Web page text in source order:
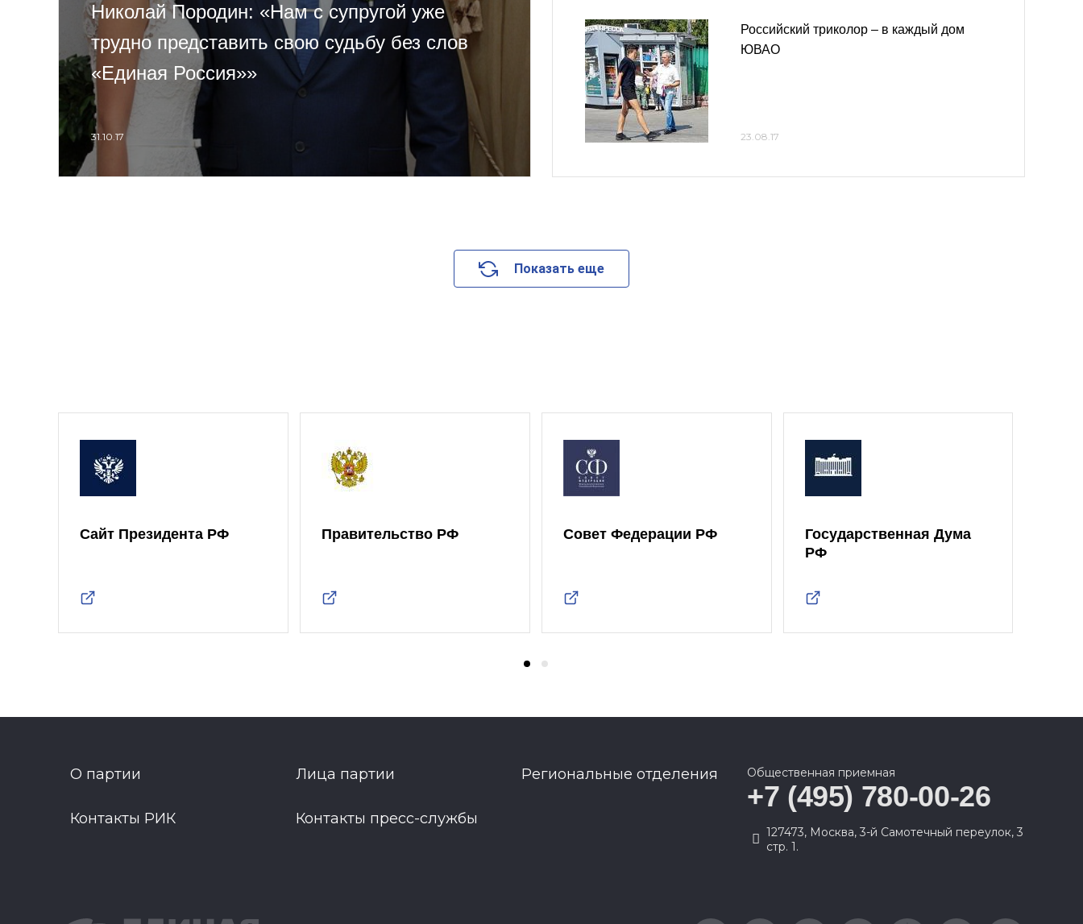
Николай Породин: «Нам с супругой уже
трудно представить свою судьбу без слов
«Единая Россия»»
31.10.17
Российский триколор – в каждый дом
ЮВАО
23.08.17
Показать еще
Сайт Президента РФ Правительство РФ Совет Федерации РФ
Государственная Дума
РФ
О партии Лица партии Региональные отделения
Контакты РИК Контакты пресс-службы
Общественная приемная
+7 (495) 780-00-26
127473, Москва, 3-й Самотечный переулок, 3
стр. 1.